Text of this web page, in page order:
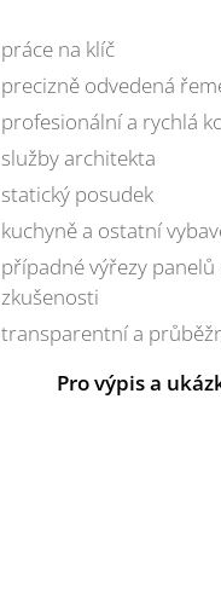
práce na klíč
precizně odvedená
profesionální a rychlá
služby architekta
statický posudek
kuchyně a ostatní
případné výřezy
zkušenosti
transparentní a
Pro výpis a